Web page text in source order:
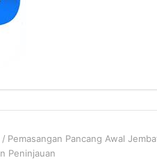
/ Pemasangan Pancang Awal
Peninjauan